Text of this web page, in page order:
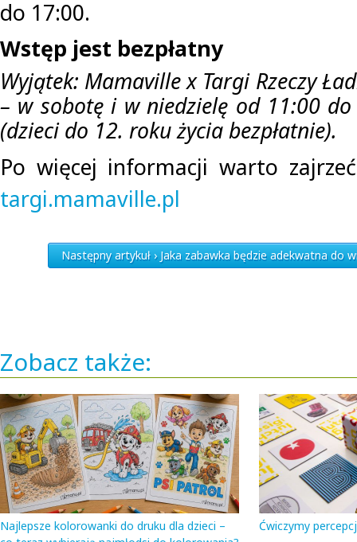
do 17:00.
Wstęp jest bezpłatny
Wyjątek: Mamaville x Targi Rzeczy
– w sobotę i w niedzielę od 11:00 do
(dzieci do 12. roku życia bezpłatnie).
Po więcej informacji warto
targi.mamaville.pl
Następny artykuł › Jaka zabawka będzie adekwatna do
Zobacz także:
Najlepsze kolorowanki do druku dla dzieci –
Ćwiczymy